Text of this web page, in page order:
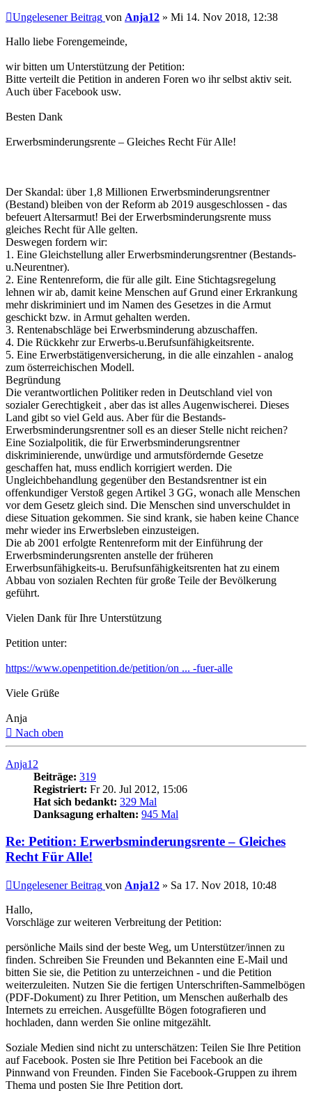
Ungelesener Beitrag von Anja12 » Mi 14. Nov 2018, 12:38
Hallo liebe Forengemeinde,
wir bitten um Unterstützung der Petition:
Bitte verteilt die Petition in anderen Foren wo ihr selbst aktiv seit.
Auch über Facebook usw.
Besten Dank
Erwerbsminderungsrente – Gleiches Recht Für Alle!
Der Skandal: über 1,8 Millionen Erwerbsminderungsrentner
(Bestand) bleiben von der Reform ab 2019 ausgeschlossen - das
befeuert Altersarmut! Bei der Erwerbsminderungsrente muss
gleiches Recht für Alle gelten.
Deswegen fordern wir:
1. Eine Gleichstellung aller Erwerbsminderungsrentner (Bestands-
u.Neurentner).
2. Eine Rentenreform, die für alle gilt. Eine Stichtagsregelung
lehnen wir ab, damit keine Menschen auf Grund einer Erkrankung
mehr diskriminiert und im Namen des Gesetzes in die Armut
geschickt bzw. in Armut gehalten werden.
3. Rentenabschläge bei Erwerbsminderung abzuschaffen.
4. Die Rückkehr zur Erwerbs-u.Berufsunfähigkeitsrente.
5. Eine Erwerbstätigenversicherung, in die alle einzahlen - analog
zum österreichischen Modell.
Begründung
Die verantwortlichen Politiker reden in Deutschland viel von
sozialer Gerechtigkeit , aber das ist alles Augenwischerei. Dieses
Land gibt so viel Geld aus. Aber für die Bestands-
Erwerbsminderungsrentner soll es an dieser Stelle nicht reichen?
Eine Sozialpolitik, die für Erwerbsminderungsrentner
diskriminierende, unwürdige und armutsfördernde Gesetze
geschaffen hat, muss endlich korrigiert werden. Die
Ungleichbehandlung gegenüber den Bestandsrentner ist ein
offenkundiger Verstoß gegen Artikel 3 GG, wonach alle Menschen
vor dem Gesetz gleich sind. Die Menschen sind unverschuldet in
diese Situation gekommen. Sie sind krank, sie haben keine Chance
mehr wieder ins Erwerbsleben einzusteigen.
Die ab 2001 erfolgte Rentenreform mit der Einführung der
Erwerbsminderungsrenten anstelle der früheren
Erwerbsunfähigkeits-u. Berufsunfähigkeitsrenten hat zu einem
Abbau von sozialen Rechten für große Teile der Bevölkerung
geführt.
Vielen Dank für Ihre Unterstützung
Petition unter:
https://www.openpetition.de/petition/on ... -fuer-alle
Viele Grüße
Anja
Nach oben
Anja12
Beiträge: 319
Registriert: Fr 20. Jul 2012, 15:06
Hat sich bedankt: 329 Mal
Danksagung erhalten: 945 Mal
Re: Petition: Erwerbsminderungsrente – Gleiches
Recht Für Alle!
Ungelesener Beitrag von Anja12 » Sa 17. Nov 2018, 10:48
Hallo,
Vorschläge zur weiteren Verbreitung der Petition:
persönliche Mails sind der beste Weg, um Unterstützer/innen zu
finden. Schreiben Sie Freunden und Bekannten eine E-Mail und
bitten Sie sie, die Petition zu unterzeichnen - und die Petition
weiterzuleiten. Nutzen Sie die fertigen Unterschriften-Sammelbögen
(PDF-Dokument) zu Ihrer Petition, um Menschen außerhalb des
Internets zu erreichen. Ausgefüllte Bögen fotografieren und
hochladen, dann werden Sie online mitgezählt.
Soziale Medien sind nicht zu unterschätzen: Teilen Sie Ihre Petition
auf Facebook. Posten sie Ihre Petition bei Facebook an die
Pinnwand von Freunden. Finden Sie Facebook-Gruppen zu ihrem
Thema und posten Sie Ihre Petition dort.